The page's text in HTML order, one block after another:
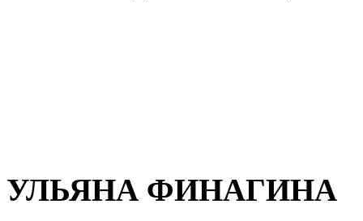
УЛЬЯНА ФИНАГИНА